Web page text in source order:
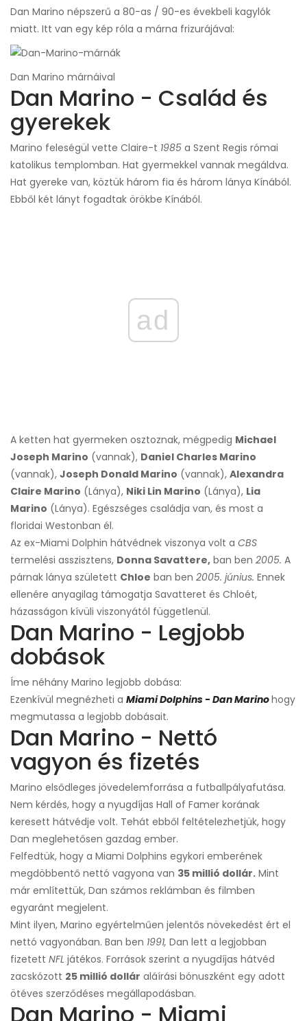
Dan Marino népszerű a 80-as / 90-es évekbeli kagylók
miatt. Itt van egy kép róla a márna frizurájával:
Dan Marino márnáival
Dan Marino - Család és
gyerekek
Marino feleségül vette Claire-t 1985 a Szent Regis római
katolikus templomban. Hat gyermekkel vannak megáldva.
Hat gyereke van, köztük három fia és három lánya Kínából.
Ebből két lányt fogadtak örökbe Kínából.
ad
A ketten hat gyermeken osztoznak, mégpedig Michael
Joseph Marino (vannak), Daniel Charles Marino
(vannak), Joseph Donald Marino (vannak), Alexandra
Claire Marino (Lánya), Niki Lin Marino (Lánya), Lia
Marino (Lánya). Egészséges családja van, és most a
floridai Westonban él.
Az ex-Miami Dolphin hátvédnek viszonya volt a CBS
termelési asszisztens, Donna Savattere, ban ben 2005. A
párnak lánya született Chloe ban ben 2005. június. Ennek
ellenére anyagilag támogatja Savatteret és Chloét,
házasságon kívüli viszonyától függetlenül.
Dan Marino - Legjobb
dobások
Íme néhány Marino legjobb dobása:
Ezenkívül megnézheti a Miami Dolphins - Dan Marinohogy
megmutassa a legjobb dobásait.
Dan Marino - Nettó
vagyon és fizetés
Marino elsődleges jövedelemforrása a futballpályafutása.
Nem kérdés, hogy a nyugdíjas Hall of Famer korának
keresett hátvédje volt. Tehát ebből feltételezhetjük, hogy
Dan meglehetősen gazdag ember.
Felfedtük, hogy a Miami Dolphins egykori emberének
megdöbbentő nettó vagyona van 35 millió dollár. Mint
már említettük, Dan számos reklámban és filmben
egyaránt megjelent.
Mint ilyen, Marino egyértelműen jelentős növekedést ért el
nettó vagyonában. Ban ben 1991, Dan lett a legjobban
fizetett NFL játékos. Források szerint a nyugdíjas hátvéd
zacskózott 25 millió dollár aláírási bónuszként egy adott
ötéves szerződéses megállapodásban.
Dan Marino - Miami